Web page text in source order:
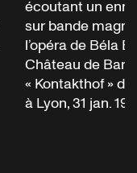
écoutant un
sur bande
l’opéra de Béla
Château de
« Kontakthof »
à Lyon, 31 jan.